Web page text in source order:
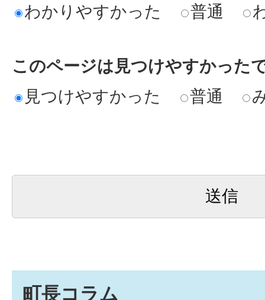
わかりやすかった
普通
このページは見つけやすかった
見つけやすかった
普通
町長コラム